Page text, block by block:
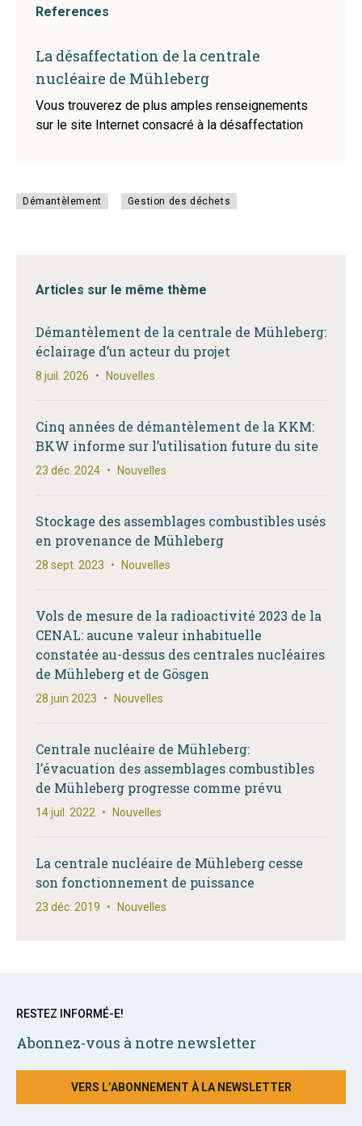
References
La désaffectation de la centrale
nucléaire de Mühleberg
Vous trouverez de plus amples renseignements
sur le site Internet consacré à la désaffectation
Démantèlement Gestion des déchets
Articles sur le même thème
Démantèlement de la centrale de Mühleberg:
éclairage d’un acteur du projet
8 juil. 2026 • Nouvelles
Cinq années de démantèlement de la KKM:
BKW informe sur l’utilisation future du site
23 déc. 2024 • Nouvelles
Stockage des assemblages combustibles usés
en provenance de Mühleberg
28 sept. 2023 • Nouvelles
Vols de mesure de la radioactivité 2023 de la
CENAL: aucune valeur inhabituelle
constatée au-dessus des centrales nucléaires
de Mühleberg et de Gösgen
28 juin 2023 • Nouvelles
Centrale nucléaire de Mühleberg:
l’évacuation des assemblages combustibles
de Mühleberg progresse comme prévu
14 juil. 2022 • Nouvelles
La centrale nucléaire de Mühleberg cesse
son fonctionnement de puissance
23 déc. 2019 • Nouvelles
RESTEZ INFORMÉ-E!
Abonnez-vous à notre newsletter
VERS L’ABONNEMENT À LA NEWSLETTER